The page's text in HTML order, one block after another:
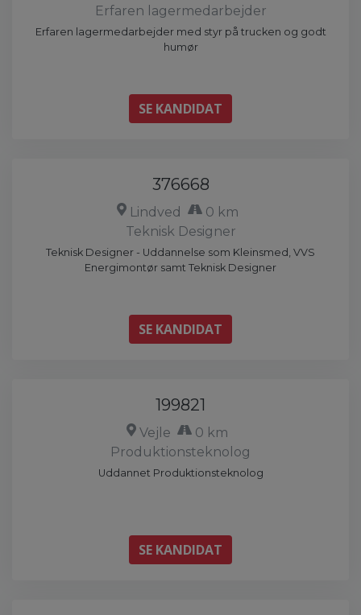
Erfaren lagermedarbejder
Erfaren lagermedarbejder med styr på trucken og godt
humør
SE KANDIDAT
376668
Lindved
0 km
Teknisk Designer
Teknisk Designer - Uddannelse som Kleinsmed, VVS
Energimontør samt Teknisk Designer
SE KANDIDAT
199821
Vejle
0 km
Produktionsteknolog
Uddannet Produktionsteknolog
SE KANDIDAT